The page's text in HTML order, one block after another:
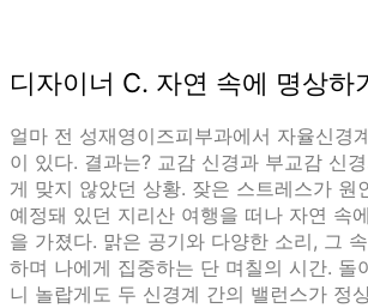
디자이너 C. 자연 속에 명상하
얼마 전 성재영이즈피부과에서 자율신경
이 있다. 결과는? 교감 신경과 부교감 신
게 맞지 않았던 상황. 잦은 스트레스가 원
예정돼 있던 지리산 여행을 떠나 자연 속
을 가졌다. 맑은 공기와 다양한 소리, 그
하며 나에게 집중하는 단 며칠의 시간. 돌
니 놀랍게도 두 신경계 간의 밸런스가 정